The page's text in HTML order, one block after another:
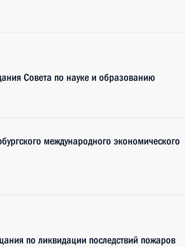
Совета по науке и образованию
международного экономического
по ликвидации последствий пожаров